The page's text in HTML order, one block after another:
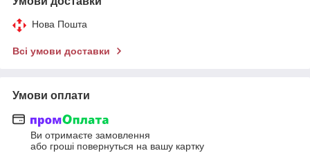
Нова Пошта
Всі умови доставки
Умови оплати
Ви отримаєте замовлення
або гроші повернуться на вашу картку